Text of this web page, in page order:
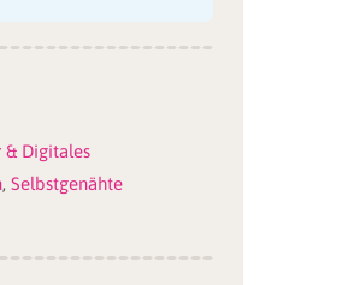
& Digitales
,Selbstgenähte